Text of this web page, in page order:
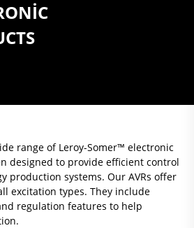
range of Leroy-Somer™ electronic
designed to provide efficient control
production systems. Our AVRs offer
excitation types. They include
regulation features to help